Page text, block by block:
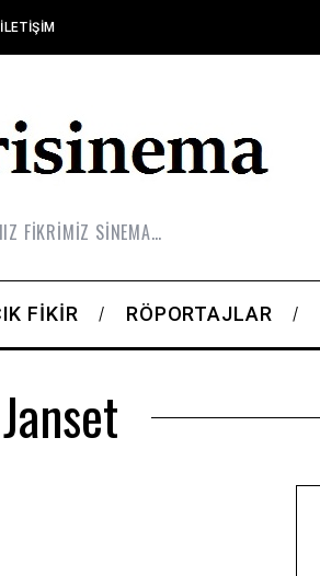
İLETIŞIM
FİKRİMİZ SİNEMA…
FIKIR RÖPORTAJLAR
Janset